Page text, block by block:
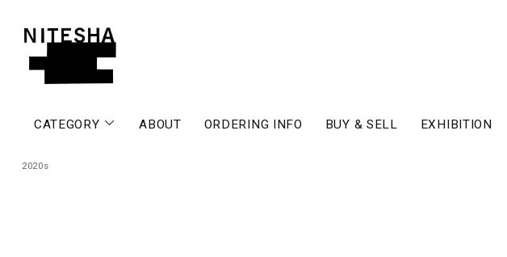
CATEGORY ABOUT ORDERING INFO BUY & SELL EXHIBITION
2020s